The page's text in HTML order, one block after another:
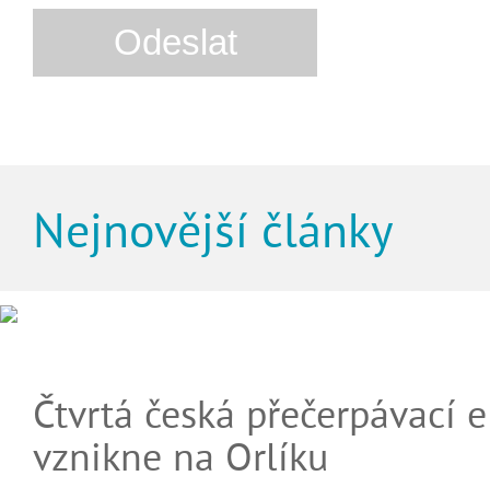
Nejnovější články
Čtvrtá česká přečerpávací
vznikne na Orlíku